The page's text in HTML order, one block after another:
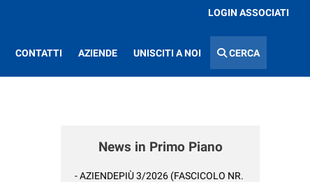
LOGIN ASSOCIATI
CONTATTI AZIENDE UNISCITI A NOI CERCA
News in Primo Piano
- AZIENDEPIÙ 3/2026 (FASCICOLO NR.